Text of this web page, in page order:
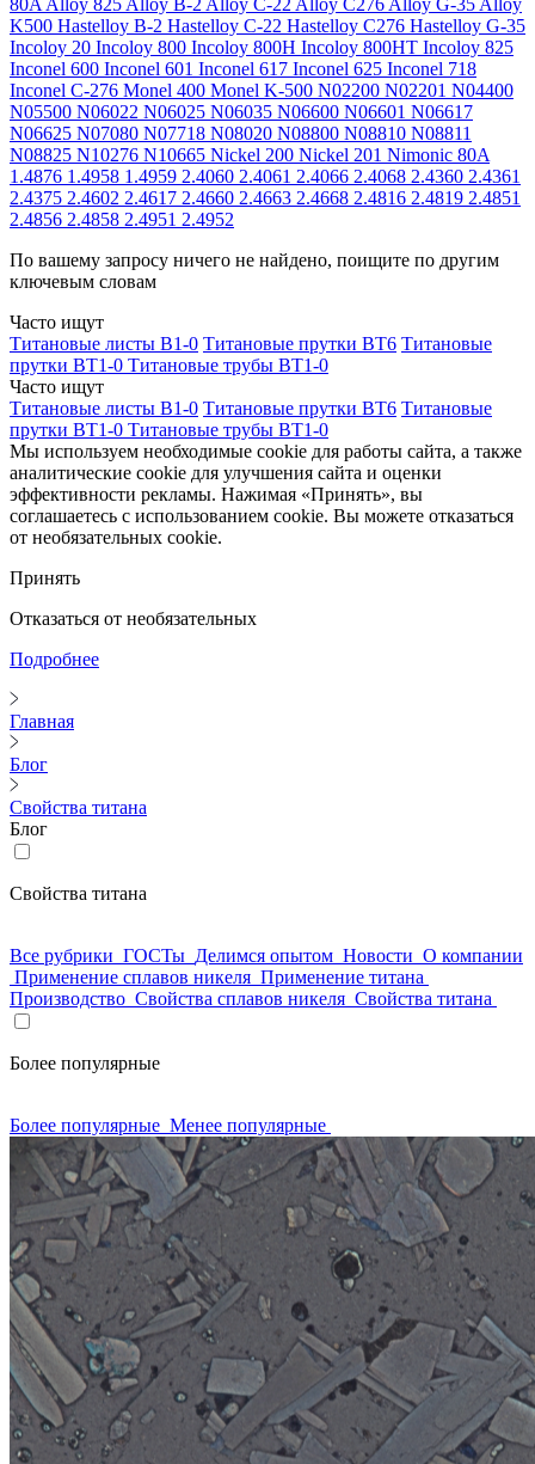
80A Alloy 825 Alloy B-2 Alloy C-22 Alloy C276 Alloy G-35 Alloy
K500 Hastelloy B-2 Hastelloy C-22 Hastelloy C276 Hastelloy G-35
Incoloy 20 Incoloy 800 Incoloy 800H Incoloy 800HT Incoloy 825
Inconel 600 Inconel 601 Inconel 617 Inconel 625 Inconel 718
Inconel C-276 Monel 400 Monel K-500 N02200 N02201 N04400
N05500 N06022 N06025 N06035 N06600 N06601 N06617
N06625 N07080 N07718 N08020 N08800 N08810 N08811
N08825 N10276 N10665 Nickel 200 Nickel 201 Nimonic 80A
1.4876 1.4958 1.4959 2.4060 2.4061 2.4066 2.4068 2.4360 2.4361
2.4375 2.4602 2.4617 2.4660 2.4663 2.4668 2.4816 2.4819 2.4851
2.4856 2.4858 2.4951 2.4952
По вашему запросу ничего не найдено, поищите по другим
ключевым словам
Часто ищут
Титановые листы В1-0 Титановые прутки ВТ6 Титановые
прутки ВТ1-0 Титановые трубы ВТ1-0
Часто ищут
Титановые листы В1-0 Титановые прутки ВТ6 Титановые
прутки ВТ1-0 Титановые трубы ВТ1-0
Мы используем необходимые cookie для работы сайта, а также
аналитические cookie для улучшения сайта и оценки
эффективности рекламы. Нажимая «Принять», вы
соглашаетесь с использованием cookie. Вы можете отказаться
от необязательных cookie.
Принять
Отказаться от необязательных
Подробнее
Главная
Блог
Свойства титана
Блог
Свойства титана
Все рубрики ГОСТы Делимся опытом Новости О компании
Применение сплавов никеля Применение титана
Производство Свойства сплавов никеля Свойства титана
Более популярные
Более популярные Менее популярные